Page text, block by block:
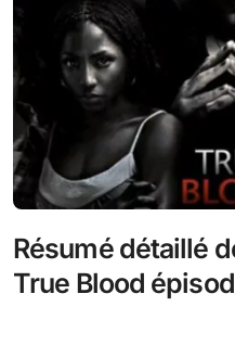
Résumé détaillé
True Blood